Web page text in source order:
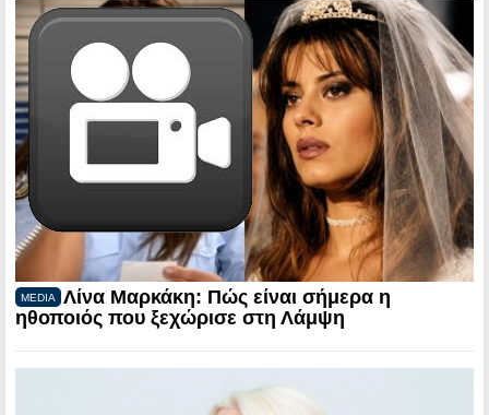
MEDIA
Λίνα Μαρκάκη: Πώς είναι σήμερα η
ηθοποιός που ξεχώρισε στη Λάμψη